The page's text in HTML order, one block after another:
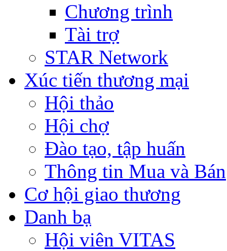
Chương trình
Tài trợ
STAR Network
Xúc tiến thương mại
Hội thảo
Hội chợ
Đào tạo, tập huấn
Thông tin Mua và Bán
Cơ hội giao thương
Danh bạ
Hội viên VITAS